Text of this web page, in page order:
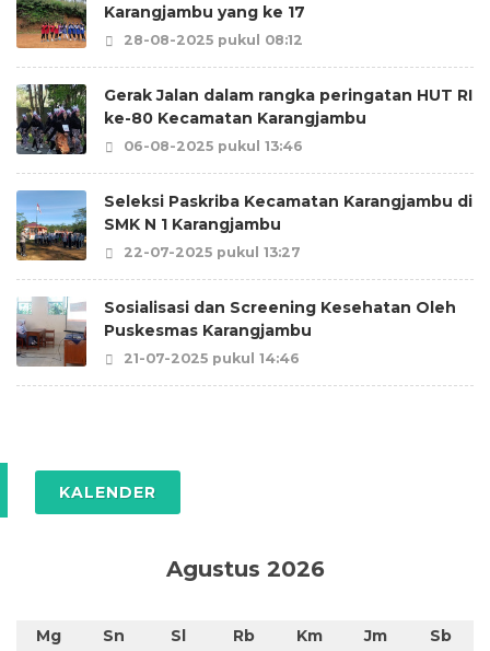
Karangjambu yang ke 17
28-08-2025 pukul 08:12
Gerak Jalan dalam rangka peringatan HUT RI
ke-80 Kecamatan Karangjambu
06-08-2025 pukul 13:46
Seleksi Paskriba Kecamatan Karangjambu di
SMK N 1 Karangjambu
22-07-2025 pukul 13:27
Sosialisasi dan Screening Kesehatan Oleh
Puskesmas Karangjambu
21-07-2025 pukul 14:46
KALENDER
Agustus 2026
Mg Sn Sl Rb Km Jm Sb